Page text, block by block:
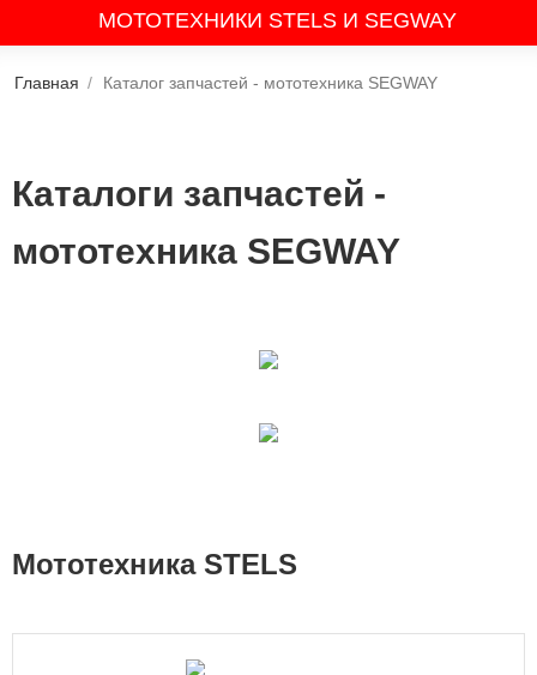
МОТОТЕХНИКИ STELS И SEGWAY
Главная / Каталог запчастей - мототехника SEGWAY
Каталоги запчастей -
мототехника SEGWAY
Мототехника STELS